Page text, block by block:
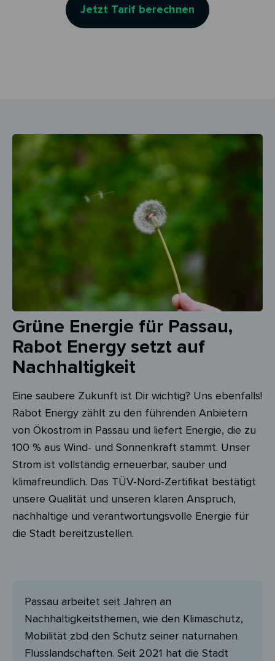
Jetzt Tarif berechnen
Grüne Energie für Passau,
Rabot Energy setzt auf
Nachhaltigkeit
Eine saubere Zukunft ist Dir wichtig? Uns ebenfalls!
Rabot Energy zählt zu den führenden Anbietern
von Ökostrom in Passau und liefert Energie, die zu
100 % aus Wind- und Sonnenkraft stammt. Unser
Strom ist vollständig erneuerbar, sauber und
klimafreundlich. Das TÜV-Nord-Zertifikat bestätigt
unsere Qualität und unseren klaren Anspruch,
nachhaltige und verantwortungsvolle Energie für
die Stadt bereitzustellen.
Passau arbeitet seit Jahren an
Nachhaltigkeitsthemen, wie den Klimaschutz,
Mobilität zbd den Schutz seiner naturnahen
Flusslandschaften. Seit 2021 hat die Stadt